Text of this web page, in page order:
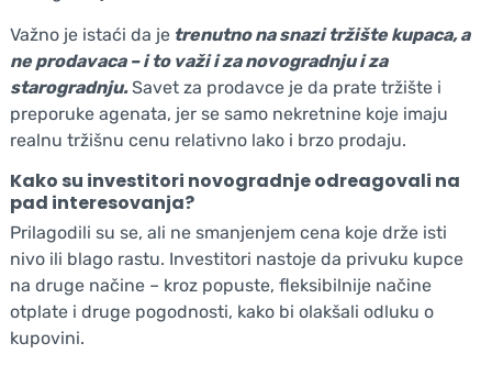
Važno je istaći da je trenutno na snazi tržište kupaca, a
ne prodavaca – i to važi i za novogradnju i za
starogradnju.Savet za prodavce je da prate tržište i
preporuke agenata, jer se samo nekretnine koje imaju
realnu tržišnu cenu relativno lako i brzo prodaju.
Kako su investitori novogradnje odreagovali na
pad interesovanja?
Prilagodili su se, ali ne smanjenjem cena koje drže isti
nivo ili blago rastu. Investitori nastoje da privuku kupce
na druge načine – kroz popuste, fleksibilnije načine
otplate i druge pogodnosti, kako bi olakšali odluku o
kupovini.